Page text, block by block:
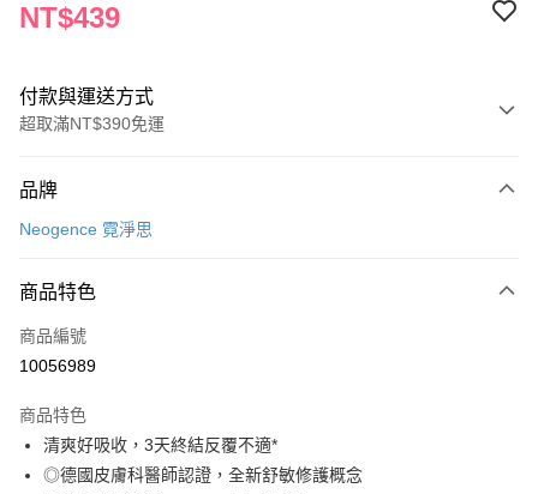
NT$439
付款與運送方式
超取滿NT$390免運
POYA支付
超商取貨付款
LINE Pay
街口支付
悠遊付
品牌
Neogence 霓淨思
商品特色
商品編號
10056989
商品特色
清爽好吸收，3天終結反覆不適*
◎德國皮膚科醫師認證，全新舒敏修護概念